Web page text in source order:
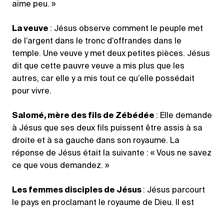
aime peu. »
La veuve : Jésus observe comment le peuple met
de l’argent dans le tronc d’offrandes dans le
temple. Une veuve y met deux petites pièces. Jésus
dit que cette pauvre veuve a mis plus que les
autres, car elle y a mis tout ce qu’elle possédait
pour vivre.
Salomé, mère des fils de Zébédée : Elle demande
à Jésus que ses deux fils puissent être assis à sa
droite et à sa gauche dans son royaume. La
réponse de Jésus était la suivante : « Vous ne savez
ce que vous demandez. »
Les femmes disciples de Jésus : Jésus parcourt
le pays en proclamant le royaume de Dieu. Il est